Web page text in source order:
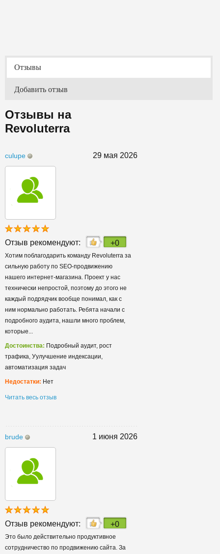
Отзывы
Добавить отзыв
Отзывы на
Revoluterra
culupe 29 мая 2026
Отзыв рекомендуют: +0
Хотим поблагодарить команду Revoluterra за
сильную работу по SEO-продвижению
нашего интернет-магазина. Проект у нас
технически непростой, поэтому до этого не
каждый подрядчик вообще понимал, как с
ним нормально работать. Ребята начали с
подробного аудита, нашли много проблем,
которые...
Достоинства: Подробный аудит, рост
трафика, Уулучшение индексации,
автоматизация задач
Недостатки: Нет
Читать весь отзыв
brude 1 июня 2026
Отзыв рекомендуют: +0
Это было действительно продуктивное
сотрудничество по продвижению сайта. За